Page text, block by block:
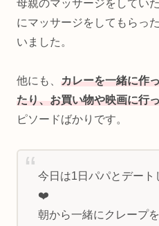
母親のマッサージをしてい
にマッサージをしてもらっ
いました。
他にも、 カレーを一緒に作
たり、お買い物や映画に行
ピソードばかりです。
今日は1日パパとデー
❤️
朝から一緒にクレープ